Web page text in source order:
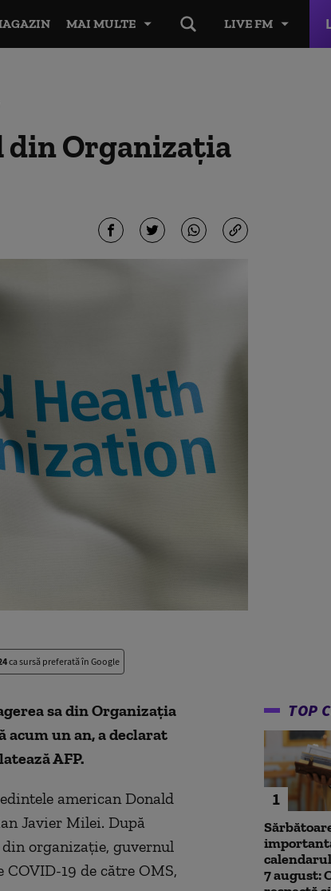
LIVE FM
MAI MULTE
din Organizația
ca sursă preferată în Google
sa din Organizaţia
acum un an, a declarat
AFP.
american Donald
Javier Milei. După
organizaţie, guvernul
19 de către OMS,
TOP
1
7 august: